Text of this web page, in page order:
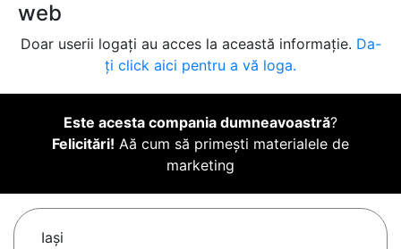
web
Doar userii logați au acces la această informație. Da-
ți click aici pentru a vă loga.
Este acesta compania dumneavoastră?
Felicitări! Aă cum să primești materialele de
marketing
Iaşi